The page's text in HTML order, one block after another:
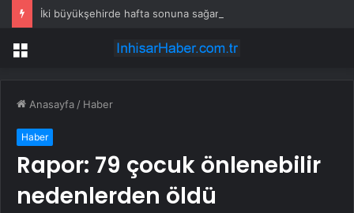
Menü
Anasayfa / Haber
Haber
Rapor: 79 çocuk önlenebilir
nedenlerden öldü